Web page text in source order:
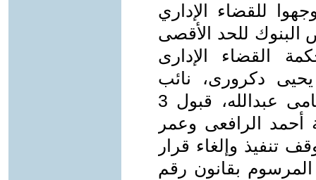
للقضاء الإداري
البنوك للحد الأقصى
القضاء الإدارى
دكرورى، نائب
رئيس مجلس الدولة، وسكرتارية سامى عبدالله، قبول 3
الرافعى وعمر
تنفيذ وإلغاء قرار
بقانون رقم